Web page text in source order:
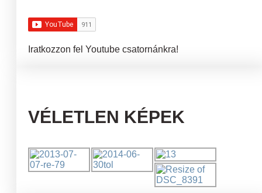
Iratkozzon fel Youtube csatornánkra!
VÉLETLEN KÉPEK